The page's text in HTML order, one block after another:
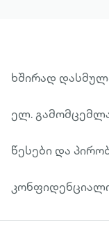
ხშირად
ელ.
წესები და